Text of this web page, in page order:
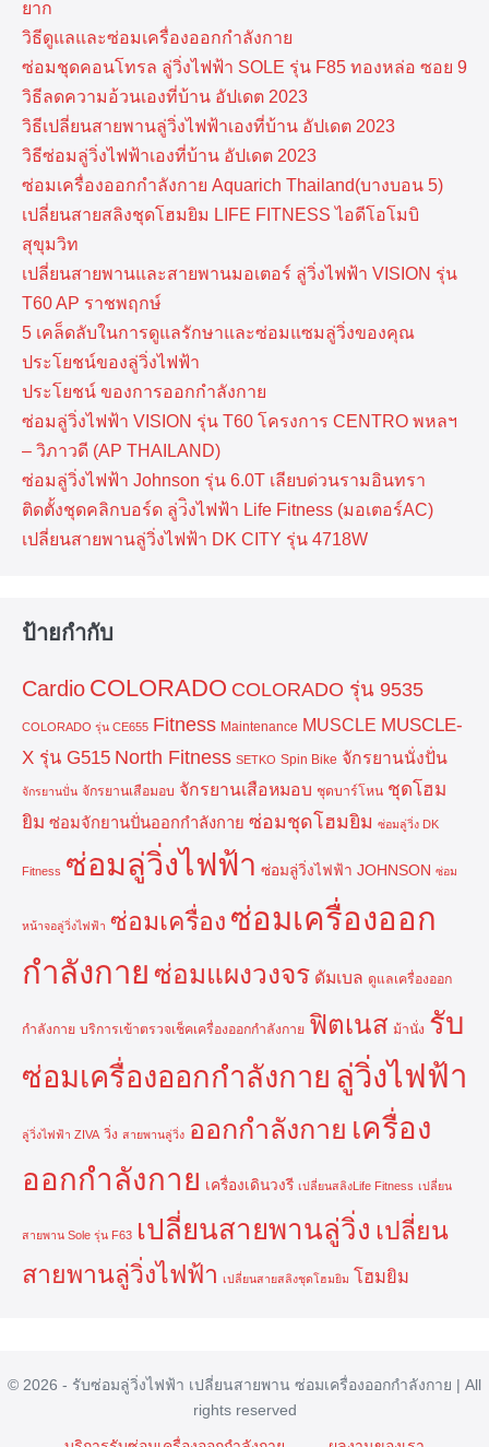
ยาก
วิธีดูแลและซ่อมเครื่องออกกำลังกาย
ซ่อมชุดคอนโทรล ลู่วิ่งไฟฟ้า SOLE รุ่น F85 ทองหล่อ ซอย 9
วิธีลดความอ้วนเองที่บ้าน อัปเดต 2023
วิธีเปลี่ยนสายพานลู่วิ่งไฟฟ้าเองที่บ้าน อัปเดต 2023
วิธีซ่อมลู่วิ่งไฟฟ้าเองที่บ้าน อัปเดต 2023
ซ่อมเครื่องออกกำลังกาย Aquarich Thailand(บางบอน 5)
เปลี่ยนสายสลิงชุดโฮมยิม LIFE FITNESS ไอดีโอโมบิ
สุขุมวิท
เปลี่ยนสายพานและสายพานมอเตอร์ ลู่วิ่งไฟฟ้า VISION รุ่น
T60 AP ราชพฤกษ์
5 เคล็ดลับในการดูแลรักษาและซ่อมแซมลู่วิ่งของคุณ
ประโยชน์ของลู่วิ่งไฟฟ้า
ประโยชน์ ของการออกกำลังกาย
ซ่อมลู่วิ่งไฟฟ้า VISION รุ่น T60 โครงการ CENTRO พหลฯ
– วิภาวดี (AP THAILAND)
ซ่อมลู่วิ่งไฟฟ้า Johnson รุ่น 6.0T เลียบด่วนรามอินทรา
ติดตั้งชุดคลิกบอร์ด ลู่ว่ิงไฟฟ้า Life Fitness (มอเตอร์AC)
เปลี่ยนสายพานลู่วิ่งไฟฟ้า DK CITY รุ่น 4718W
ป้ายกำกับ
Cardio COLORADO COLORADO รุ่น 9535
COLORADO รุ่น CE655 Fitness Maintenance MUSCLE MUSCLE-
X รุ่น G515 North Fitness SETKO Spin Bike จักรยานนั่งปั่น
จักรยานปั่น จักรยานเสือมอบ จักรยานเสือหมอบ ชุดบาร์โหน ชุดโฮม
ยิม ซ่อมจักยานปั่นออกกำลังกาย ซ่อมชุดโฮมยิม ซ่อมลู่วิ่ง DK
Fitness ซ่อมลู่วิ่งไฟฟ้า ซ่อมลู่วิ่งไฟฟ้า JOHNSON ซ่อม
หน้าจอลู่วิ่งไฟฟ้า ซ่อมเครื่อง ซ่อมเครื่องออก
กำลังกาย ซ่อมแผงวงจร ดัมเบล ดูแลเครื่องออก
กำลังกาย บริการเข้าตรวจเช็คเครื่องออกกำลังกาย ฟิตเนส ม้านั่ง รับ
ซ่อมเครื่องออกกำลังกาย ลู่วิ่งไฟฟ้า
ลู่วิ่งไฟฟ้า ZIVA วิ่ง สายพานลู่วิ่ง ออกกำลังกาย เครื่อง
ออกกำลังกาย เครื่องเดินวงรี เปลี่ยนสลิงLife Fitness เปลี่ยน
สายพาน Sole รุ่น F63 เปลี่ยนสายพานลู่วิ่ง เปลี่ยน
สายพานลู่วิ่งไฟฟ้า เปลี่ยนสายสลิงชุดโฮมยิม โฮมยิม
© 2026 - รับซ่อมลู่วิ่งไฟฟ้า เปลี่ยนสายพาน ซ่อมเครื่องออกกำลังกาย | All
rights reserved